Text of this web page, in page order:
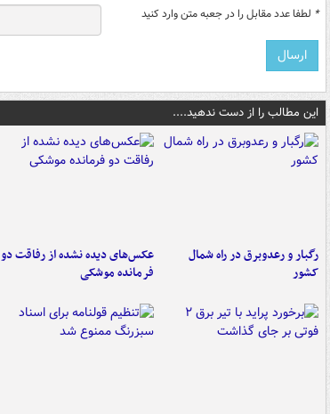
* لطفا عدد مقابل را در جعبه متن وارد کنید
این مطالب را از دست ندهید....
رگبار و رعدوبرق در راه شمال
کشور
عکس‌های دیده نشده از رفاقت دو
فرمانده‌ موشکی